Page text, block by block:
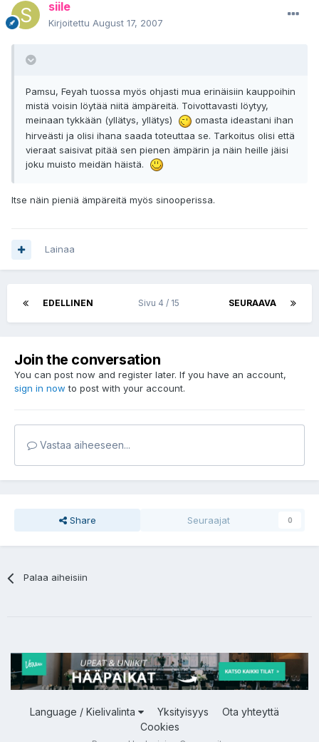
siile
Kirjoitettu August 17, 2007
Pamsu, Feyah tuossa myös ohjasti mua erinäisiin kauppoihin
mistä voisin löytää niitä ämpäreitä. Toivottavasti löytyy,
meinaan tykkään (yllätys, yllätys)
omasta ideastani ihan
hirveästi ja olisi ihana saada toteuttaa se. Tarkoitus olisi että
vieraat saisivat pitää sen pienen ämpärin ja näin heille jäisi
joku muisto meidän häistä.
Itse näin pieniä ämpäreitä myös sinooperissa.
Lainaa
EDELLINEN SEURAAVA
Sivu 4 / 15
Join the conversation
You can post now and register later. If you have an account,
sign in now to post with your account.
Vastaa aiheeseen...
Share Seuraajat 0
Palaa aiheisiin
Language / Kielivalinta Yksityisyys
Ota yhteyttä
Cookies